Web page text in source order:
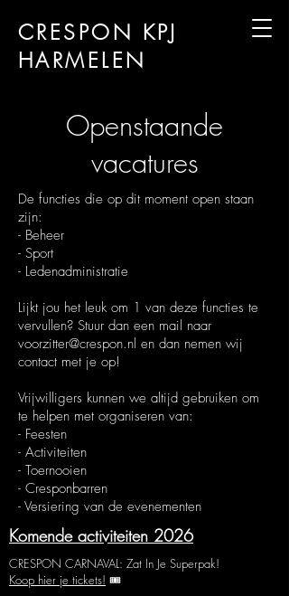
CRESPON KPJ
HARMELEN
Openstaande
vacatures
De functies die op dit moment open staan
zijn:
- Beheer
- Sport
- Ledenadministratie
Lijkt jou het leuk om 1 van deze functies te
vervullen? Stuur dan een mail naar
voorzitter@crespon.nl en dan nemen wij
contact met je op!
Vrijwilligers kunnen we altijd gebruiken om
te helpen met organiseren van:
- Feesten
- Activiteiten
- Toernooien
- Cresponbarren
- Versiering van de evenementen
Komende activiteiten 2026
CRESPON CARNAVAL: Zat In Je Superpak!
Koop hier je tickets! 🎟️